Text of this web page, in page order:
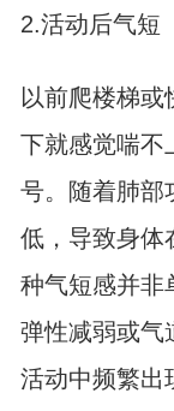
2.活动后气短
以前爬楼梯
下就感觉喘不
号。随着肺部
低，导致身体
种气短感并非
弹性减弱或气
活动中频繁出